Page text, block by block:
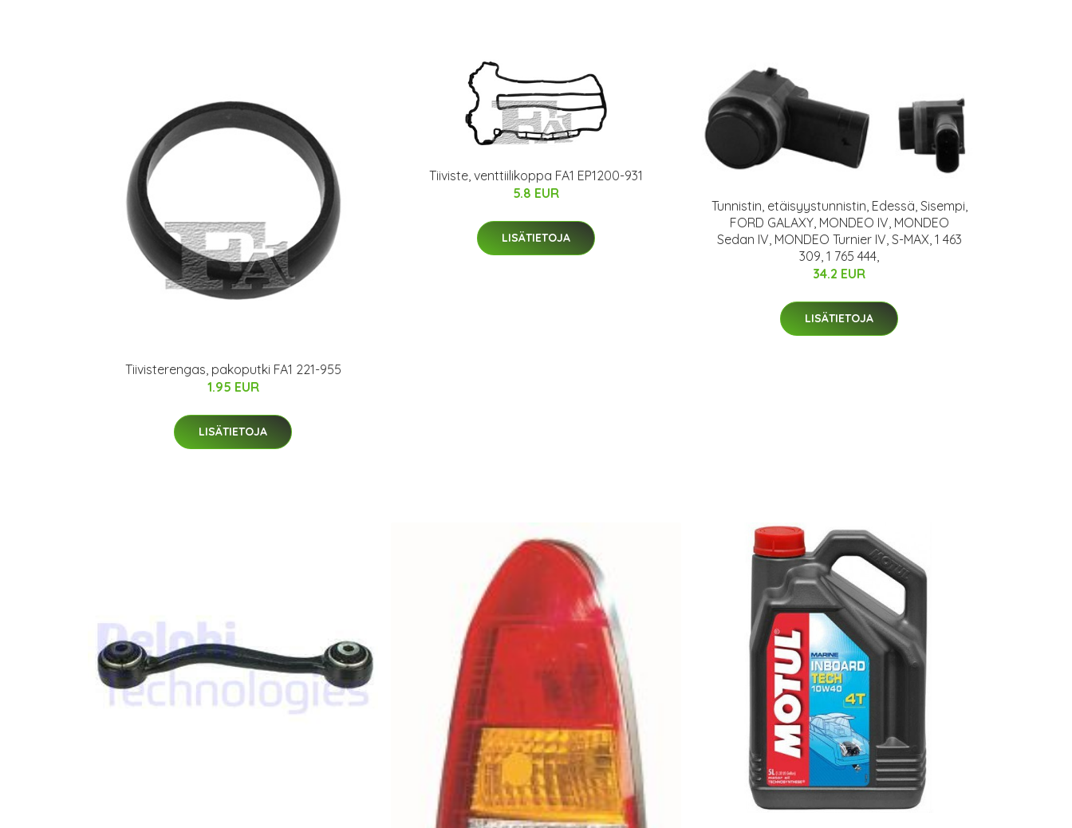
Tiivisterengas, pakoputki FA1 221-955
1.95 EUR
LISÄTIETOJA
Tiiviste, venttiilikoppa FA1 EP1200-931
5.8 EUR
LISÄTIETOJA
Tunnistin, etäisyystunnistin, Edessä, Sisempi,
FORD GALAXY, MONDEO IV, MONDEO
Sedan IV, MONDEO Turnier IV, S-MAX, 1 463
309, 1 765 444,
34.2 EUR
LISÄTIETOJA